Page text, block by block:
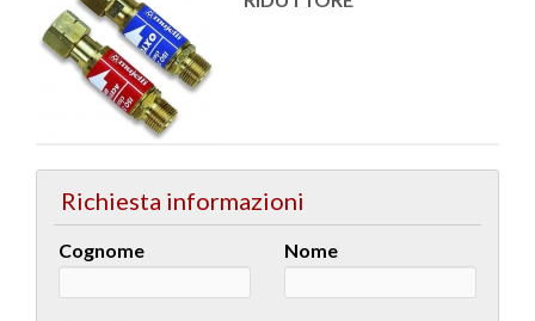
Richiesta informazioni
Cognome Nome